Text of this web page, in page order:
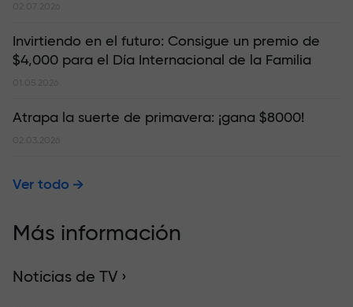
02.07.2026
Invirtiendo en el futuro: Consigue un premio de
$4,000 para el Día Internacional de la Familia
01.05.2026
Atrapa la suerte de primavera: ¡gana $8000!
02.03.2026
Ver todo
Más información
Noticias de TV ›